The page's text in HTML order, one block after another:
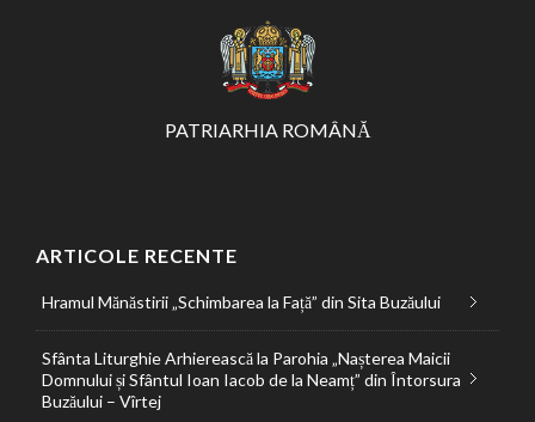
PATRIARHIA ROMÂNĂ
ARTICOLE RECENTE
Hramul Mănăstirii „Schimbarea la Față” din Sita Buzăului
Sfânta Liturghie Arhierească la Parohia „Nașterea Maicii
Domnului și Sfântul Ioan Iacob de la Neamț” din Întorsura
Buzăului – Vîrtej